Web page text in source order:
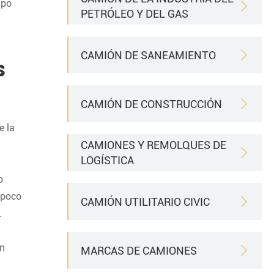
la
PETRÓLEO Y DEL GAS

CAMIÓN DE SANEAMIENTO 
CAMIÓN DE CONSTRUCCIÓN 
CAMIONES Y REMOLQUES DE
LOGÍSTICA

CAMIÓN UTILITARIO CIVIC 
MARCAS DE CAMIONES 